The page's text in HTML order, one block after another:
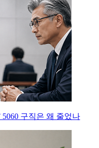
구직은 왜 줄었나